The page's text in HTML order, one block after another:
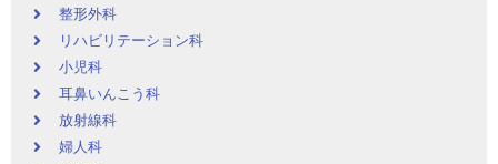
整形外科
リハビリテーション科
小児科
耳鼻いんこう科
放射線科
婦人科